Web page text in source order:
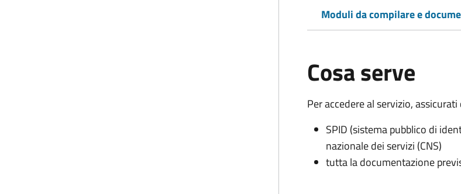
Moduli da compilare e
Cosa serve
Per accedere al servizio, assicurati
SPID (sistema pubblico di
nazionale dei servizi (CNS)
tutta la documentazione